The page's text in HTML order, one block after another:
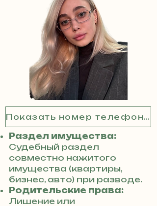
Показать номер телефона
Раздел имущества:
Судебный раздел
совместно нажитого
имущества (квартиры,
бизнес, авто) при разводе.
Родительские права:
Лишение или